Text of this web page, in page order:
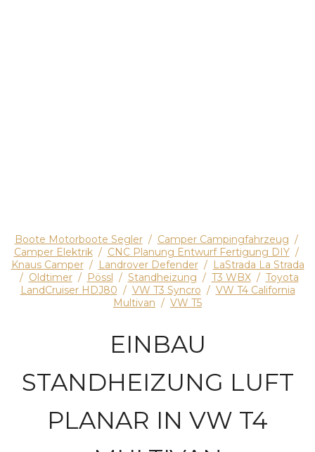
Boote Motorboote Segler/ Camper Campingfahrzeug /
Camper Elektrik/ CNC Planung Entwurf Fertigung DIY/
Knaus Camper/ Landrover Defender/ LaStrada La Strada
/ Oldtimer/ Pössl / Standheizung / T3 WBX/ Toyota
LandCruiser HDJ80 / VW T3 Syncro / VW T4 California
Multivan / VW T5
EINBAU
STANDHEIZUNG LUFT
PLANAR IN VW T4